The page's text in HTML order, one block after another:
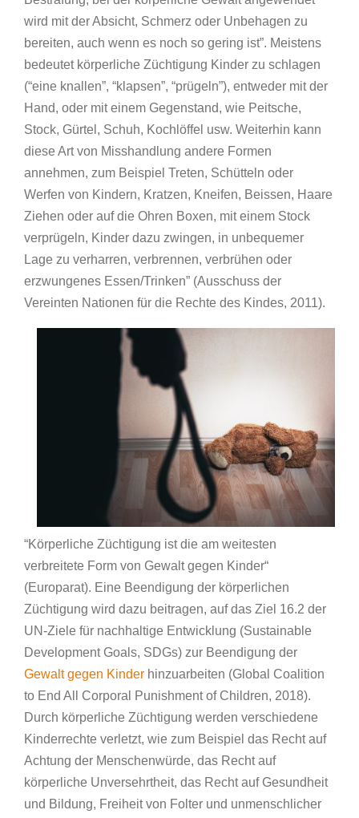
wird mit der Absicht, Schmerz oder Unbehagen zu
bereiten, auch wenn es noch so gering ist”. Meistens
bedeutet körperliche Züchtigung Kinder zu schlagen
(“eine knallen”, “klapsen”, “prügeln”), entweder mit der
Hand, oder mit einem Gegenstand, wie Peitsche,
Stock, Gürtel, Schuh, Kochlöffel usw. Weiterhin kann
diese Art von Misshandlung andere Formen
annehmen, zum Beispiel Treten, Schütteln oder
Werfen von Kindern, Kratzen, Kneifen, Beissen, Haare
Ziehen oder auf die Ohren Boxen, mit einem Stock
verprügeln, Kinder dazu zwingen, in unbequemer
Lage zu verharren, verbrennen, verbrühen oder
erzwungenes Essen/Trinken” (Ausschuss der
Vereinten Nationen für die Rechte des Kindes, 2011).
“Körperliche Züchtigung ist die am weitesten
verbreitete Form von Gewalt gegen Kinder“
(Europarat). Eine Beendigung der körperlichen
Züchtigung wird dazu beitragen, auf das Ziel 16.2 der
UN-Ziele für nachhaltige Entwicklung (Sustainable
Development Goals, SDGs) zur Beendigung der
Gewalt gegen Kinder hinzuarbeiten (Global Coalition
to End All Corporal Punishment of Children, 2018).
Durch körperliche Züchtigung werden verschiedene
Kinderrechte verletzt, wie zum Beispiel das Recht auf
Achtung der Menschenwürde, das Recht auf
körperliche Unversehrtheit, das Recht auf Gesundheit
und Bildung, Freiheit von Folter und unmenschlicher